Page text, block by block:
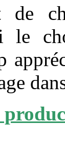
de
le